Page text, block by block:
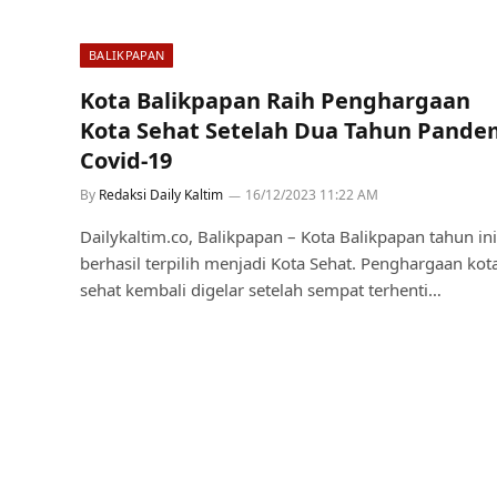
BALIKPAPAN
Kota Balikpapan Raih Penghargaan
Kota Sehat Setelah Dua Tahun
Covid-19
By Redaksi Daily Kaltim 16/12/2023 11:22 AM
Dailykaltim.co, Balikpapan – Kota Balikpapan tahun ini
berhasil terpilih menjadi Kota Sehat. Penghargaan
sehat kembali digelar setelah sempat terhenti…